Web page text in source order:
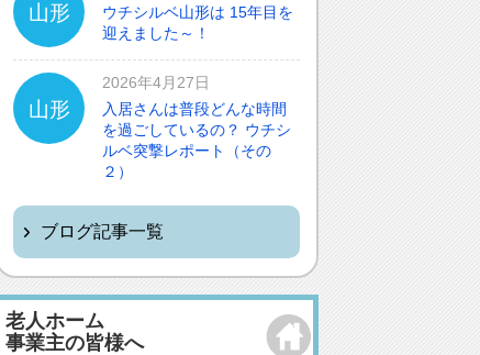
山形
ウチシルベ山形は 15年目を
迎えました～！
山形
2026年4月27日
入居さんは普段どんな時間
を過ごしているの？ ウチシ
ルベ突撃レポート（その
２）
ブログ記事一覧
老人ホーム
事業主の皆様へ